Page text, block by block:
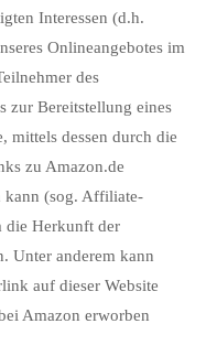
Interessen (d.h.
Onlineangebotes im
des
zur Bereitstellung eines
mittels dessen durch die
zu Amazon.de
kann (sog. Affiliate-
die Herkunft der
Unter anderem kann
auf dieser Website
Amazon erworben